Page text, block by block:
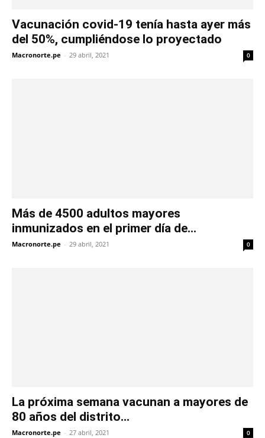
Vacunación covid-19 tenía hasta ayer más
del 50%, cumpliéndose lo proyectado
Macronorte.pe - 29 abril, 2021 0
Más de 4500 adultos mayores
inmunizados en el primer día de...
Macronorte.pe - 29 abril, 2021 0
La próxima semana vacunan a mayores de
80 años del distrito...
Macronorte.pe - 27 abril, 2021 0